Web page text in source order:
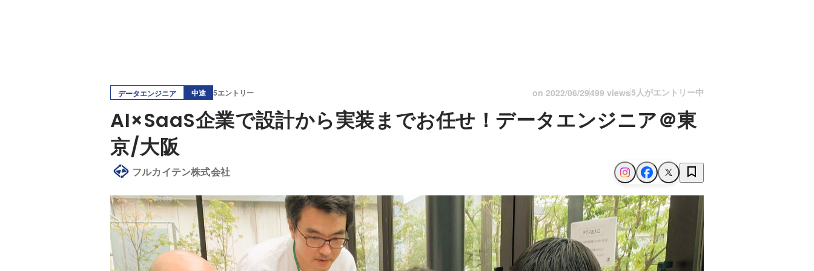
データエンジニア 中途 5エントリー on 2022/06/29499 views5人がエントリー中
AI×SaaS企業で設計から実装までお任せ！データエンジニア＠東
京/大阪
フルカイテン株式会社